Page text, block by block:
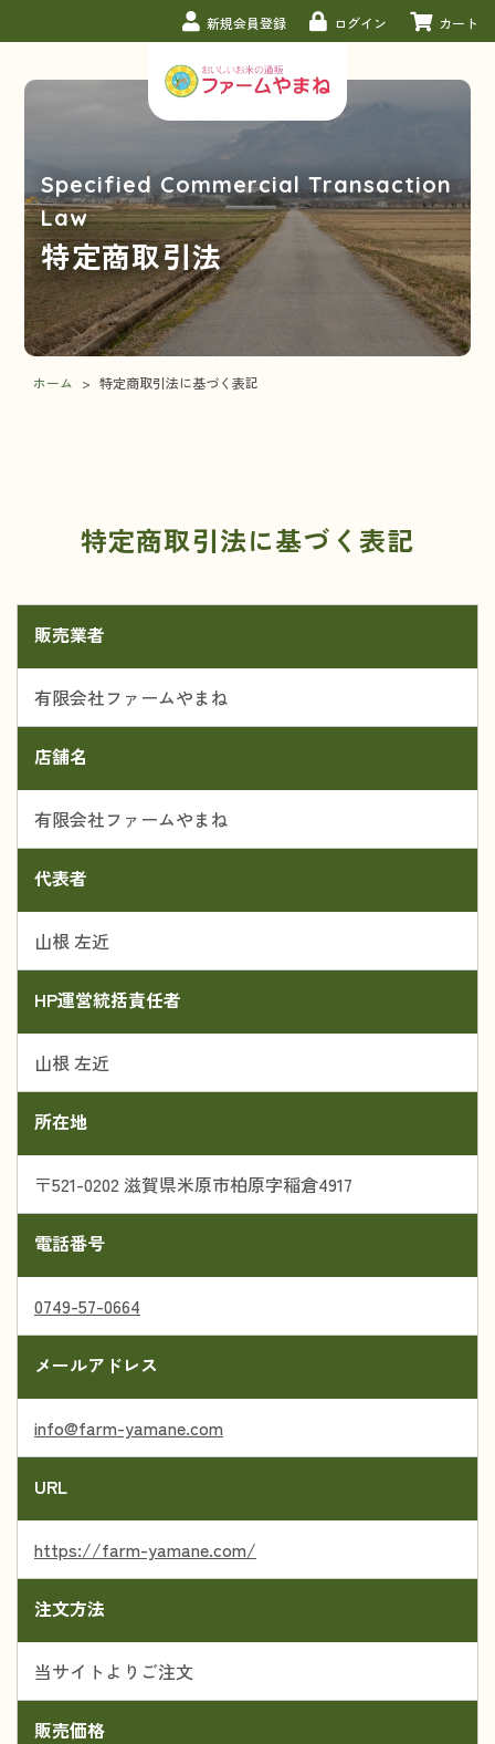
新規会員登録 ログイン カート
特定商取引法
Specified Commercial Transaction
Law
ホーム > 特定商取引法に基づく表記
特定商取引法に基づく表記
販売業者
有限会社ファームやまね
店舗名
有限会社ファームやまね
代表者
山根 左近
HP運営統括責任者
山根 左近
所在地
〒521-0202 滋賀県米原市柏原字稲倉4917
電話番号
0749-57-0664
メールアドレス
info@farm-yamane.com
URL
https://farm-yamane.com/
注文方法
当サイトよりご注文
販売価格